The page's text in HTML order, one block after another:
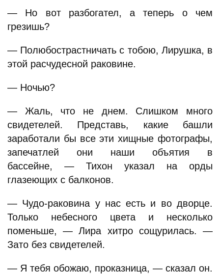
— Но вот разбогател, а теперь о чем
грезишь?
— Полюбострастничать с тобою, Лирушка, в
этой расчудесной раковине.
— Ночью?
— Жаль, что не днем. Слишком много
свидетелей. Представь, какие башли
заработали бы все эти хищные фотографы,
запечатлей они наши объятия в
бассейне, — Тихон указал на орды
глазеющих с балконов.
— Чудо-раковина у нас есть и во дворце.
Только небесного цвета и несколько
поменьше, — Лира хитро сощурилась. —
Зато без свидетелей.
— Я тебя обожаю, проказница, — сказал он.